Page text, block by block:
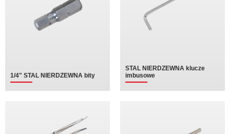
1/4" STAL NIERDZEWNA bity
STAL NIERDZEWNA klucze
imbusowe